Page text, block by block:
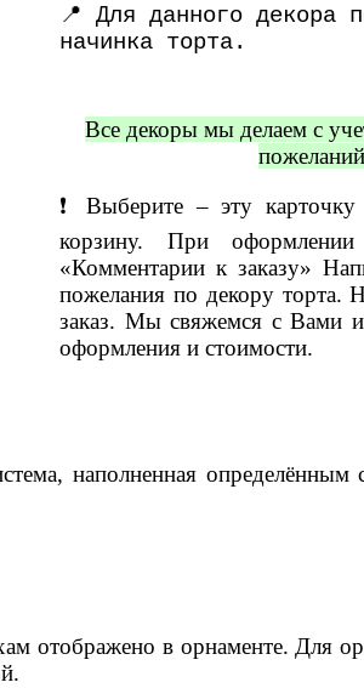
📍 Для данного декора
начинка торта.
Все декоры мы делаем с
❗️ Выберите – эту
корзину. При
«Комментарии к заказу»
пожелания по декору торта.
заказ. Мы свяжемся с Вами и
оформления и стоимости.
наполненная
отображено в орнаменте. Для